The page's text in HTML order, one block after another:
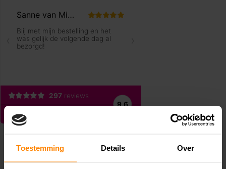
Toestemming Details Over